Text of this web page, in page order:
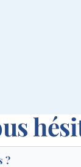
?